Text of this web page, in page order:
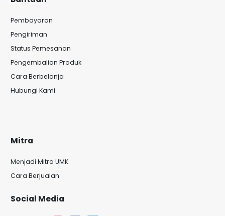
Pembayaran
Pengiriman
Status Pemesanan
Pengembalian Produk
Cara Berbelanja
Hubungi Kami
Mitra
Menjadi Mitra UMK
Cara Berjualan
Social Media